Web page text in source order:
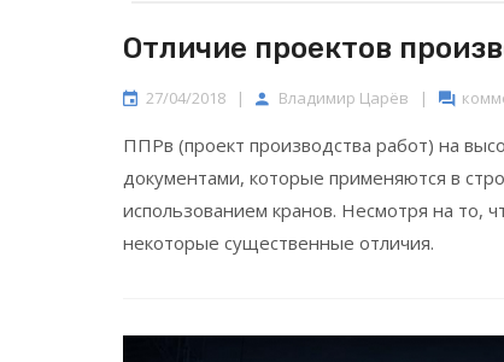
Отличие проектов
27/04/2018 | Владимир Царёв |
ППРв (проект производства работ) на
документами, которые применяются в
использованием кранов. Несмотря на то,
некоторые существенные отличия.